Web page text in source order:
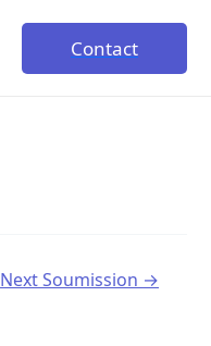
Contact
Next Soumission →